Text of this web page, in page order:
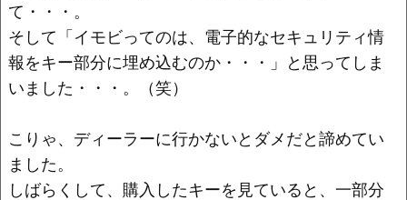
て・・・。
そして「イモビってのは、電子的なセキュリティ情
報をキー部分に埋め込むのか・・・」と思ってしま
いました・・・。（笑）
こりゃ、ディーラーに行かないとダメだと諦めてい
ました。
しばらくして、購入したキーを見ていると、一部分